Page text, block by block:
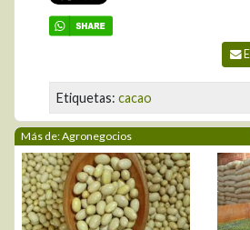
Etiquetas: cacao
Más de: Agronegocios